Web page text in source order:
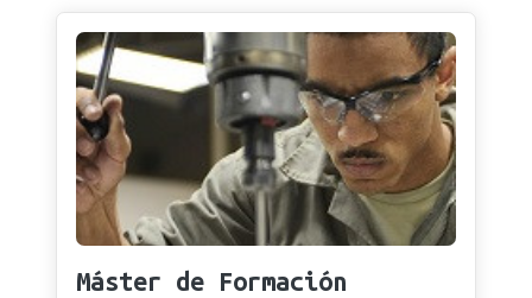
Máster de Formación